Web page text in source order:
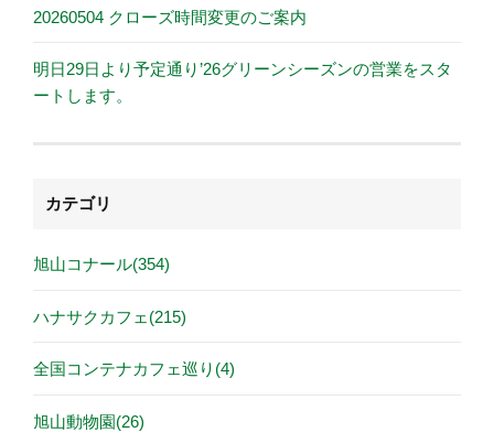
20260504 クローズ時間変更のご案内
明日29日より予定通り’26グリーンシーズンの営業をスタ
ートします。
カテゴリ
旭山コナール(354)
ハナサクカフェ(215)
全国コンテナカフェ巡り(4)
旭山動物園(26)